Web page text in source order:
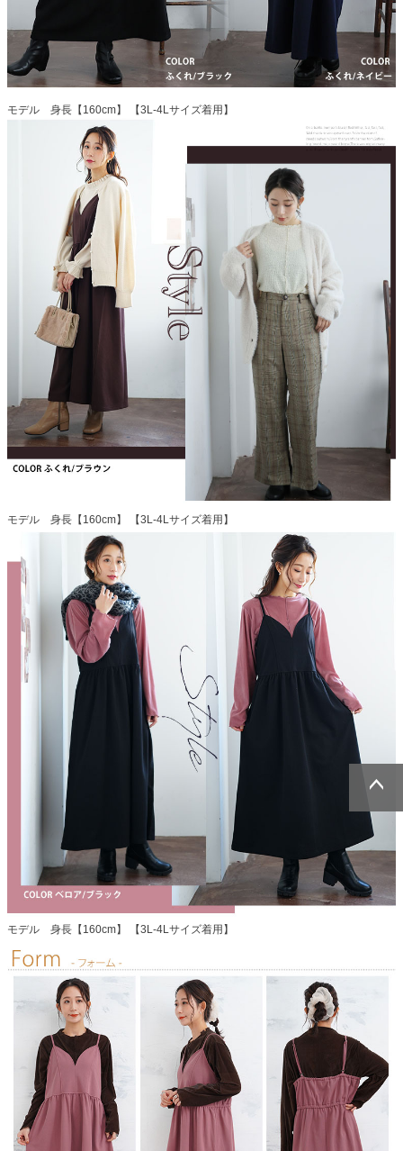
モデル 身長【160cm】 【3L-4Lサイズ着用】
モデル 身長【160cm】 【3L-4Lサイズ着用】
モデル 身長【160cm】 【3L-4Lサイズ着用】
ページトッ
ページトッ